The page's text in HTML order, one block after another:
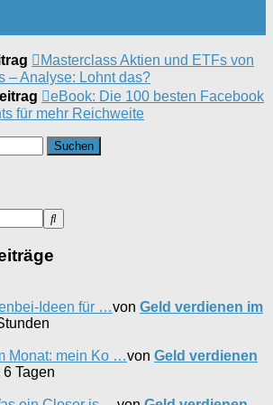
Masterclass Aktien und ETFs von
– Analyse: Lohnt das?
eBook: Die 100 besten Facebook
für mehr Reichweite
Ideen für …von Geld verdienen im
Monat: mein Ko …von Geld verdienen
6 Tagen